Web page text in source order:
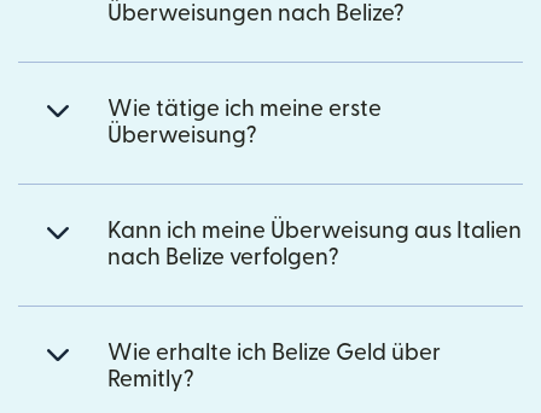
Überweisungen nach Belize?
Wie tätige ich meine erste
Überweisung?
Kann ich meine Überweisung aus Italien
nach Belize verfolgen?
Wie erhalte ich Belize Geld über
Remitly?